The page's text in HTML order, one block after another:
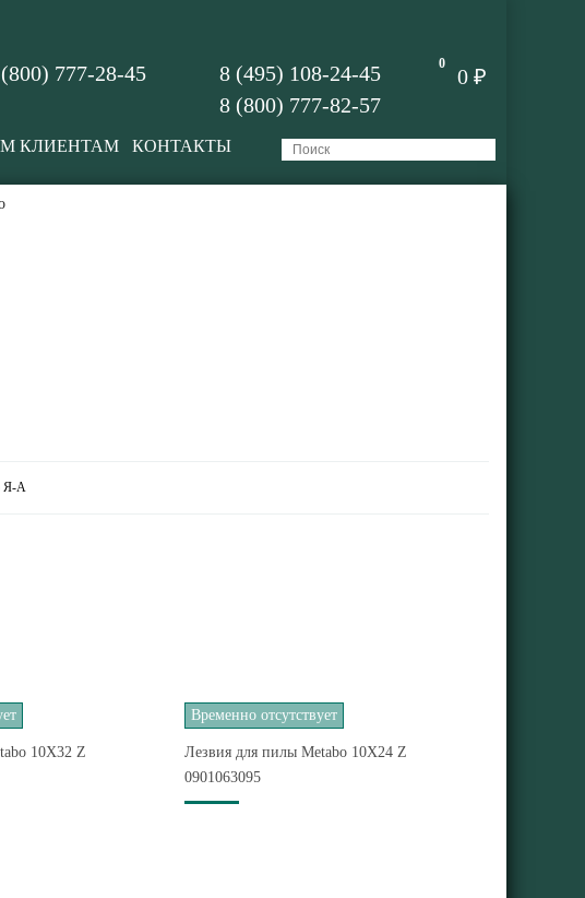
0
0 ₽
8 (495) 108-24-45
8 (800) 777-82-57
777-28-45
КЛИЕНТАМ КОНТАКТЫ
Я-А
10X32 Z
Временно отсутствует
Лезвия для пилы Metabo 10X24 Z
0901063095